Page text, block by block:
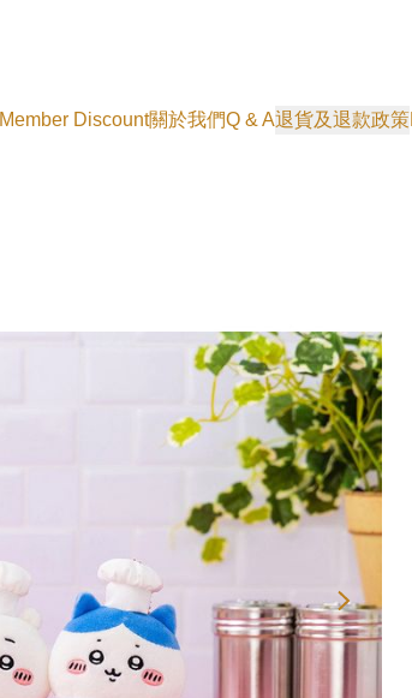
Member Discount關於我們Q & A退貨及退款政策